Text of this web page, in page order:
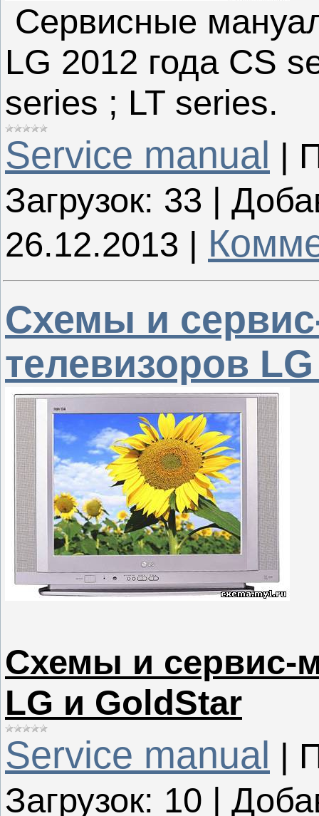
Сервисные
LG 2012 года CS
series ; LT series.
Service manual |
Загрузок: 33 |
26.12.2013 |
Схемы и
телевизоров
Схемы и сервис-
LG и GoldStar
Service manual |
Загрузок: 10 |